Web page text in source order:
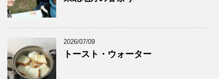
2026/07/09
トースト・ウォーター